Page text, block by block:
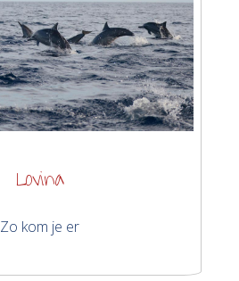
Lovina
Zo kom je er